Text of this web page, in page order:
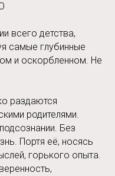
всего детства,
самые глубинные
и оскорбленном. Не
раздаются
родителями.
Без
Портя её, носясь
горького опыта.